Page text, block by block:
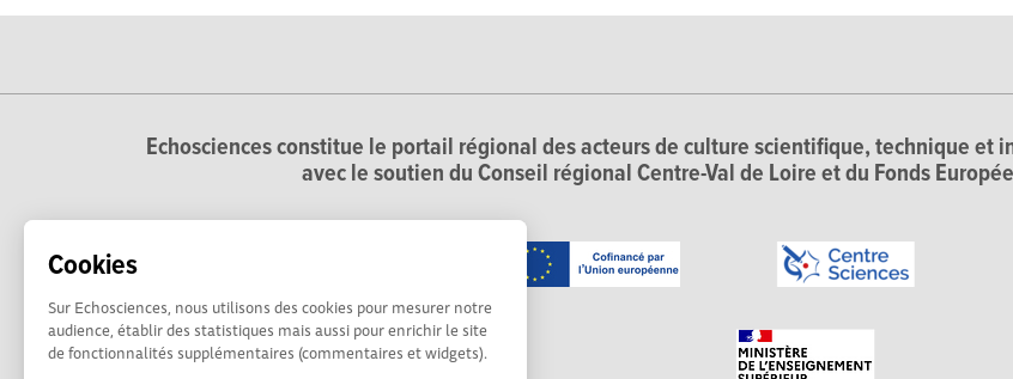
Cookies
Sur Echosciences, nous utilisons des cookies pour mesurer notre
audience, établir des statistiques mais aussi pour enrichir le site
de fonctionnalités supplémentaires (commentaires et widgets).
Echosciences constitue le portail régional des acteurs de culture scientifique, technique et
avec le soutien du Conseil régional Centre-Val de Loire et du Fonds